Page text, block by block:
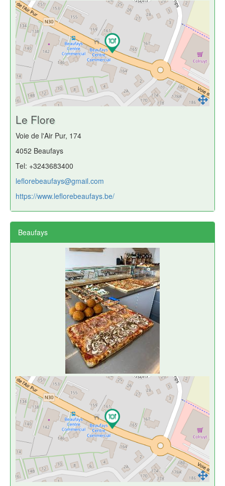
Le Flore
Voie de l'Air Pur, 174
4052 Beaufays
Tel: +3243683400
leflorebeaufays@gmail.com
https://www.leflorebeaufays.be/
Beaufays